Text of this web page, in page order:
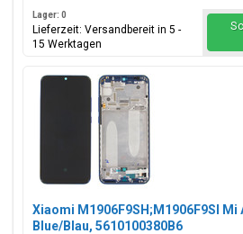
Lager: 0
Lieferzeit: Versandbereit in 5 -
15 Werktagen
Xiaomi M1906F9SH;M1906F9SI Mi
Blue/Blau, 5610100380B6